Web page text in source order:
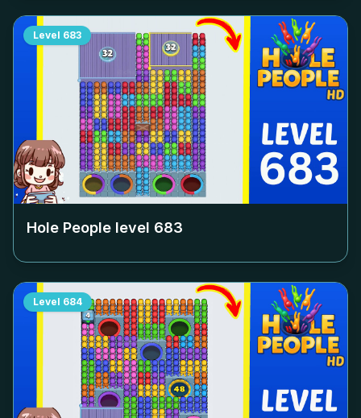
Level 683
Hole People level 683
Level 684